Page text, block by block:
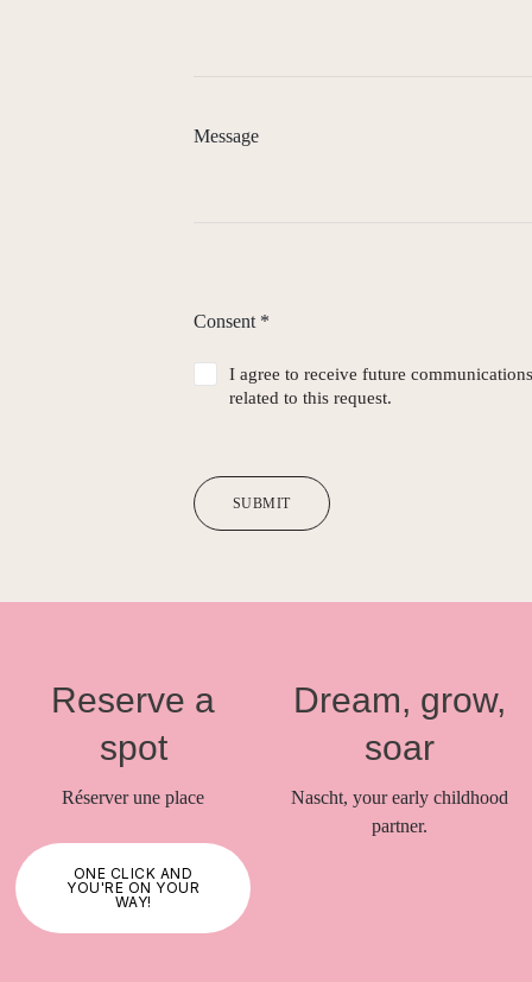
Message
Consent *
I agree to receive future communications
related to this request.
SUBMIT
Reserve a
spot
Réserver une place
ONE CLICK AND
YOU'RE ON YOUR
WAY!
Dream, grow,
soar
Nascht, your early childhood
partner.